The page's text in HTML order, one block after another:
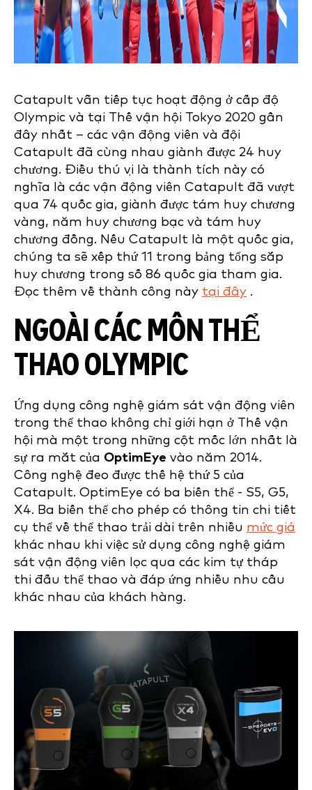
Catapult vẫn tiếp tục hoạt động ở cấp độ
Olympic và tại Thế vận hội Tokyo 2020 gần
đây nhất – các vận động viên và đội
Catapult đã cùng nhau giành được 24 huy
chương. Điều thú vị là thành tích này có
nghĩa là các vận động viên Catapult đã vượt
qua 74 quốc gia, giành được tám huy chương
vàng, năm huy chương bạc và tám huy
chương đồng. Nếu Catapult là một quốc gia,
chúng ta sẽ xếp thứ 11 trong bảng tổng sắp
huy chương trong số 86 quốc gia tham gia.
Đọc thêm về thành công này tại đây .
NGOÀI CÁC MÔN THỂ
THAO OLYMPIC
Ứng dụng công nghệ giám sát vận động viên
trong thể thao không chỉ giới hạn ở Thế vận
hội mà một trong những cột mốc lớn nhất là
sự ra mắt của OptimEye vào năm 2014.
Công nghệ đeo được thế hệ thứ 5 của
Catapult. OptimEye có ba biến thể - S5, G5,
X4. Ba biến thể cho phép có thông tin chi tiết
cụ thể về thể thao trải dài trên nhiều mức giá
khác nhau khi việc sử dụng công nghệ giám
sát vận động viên lọc qua các kim tự tháp
thi đấu thể thao và đáp ứng nhiều nhu cầu
khác nhau của khách hàng.